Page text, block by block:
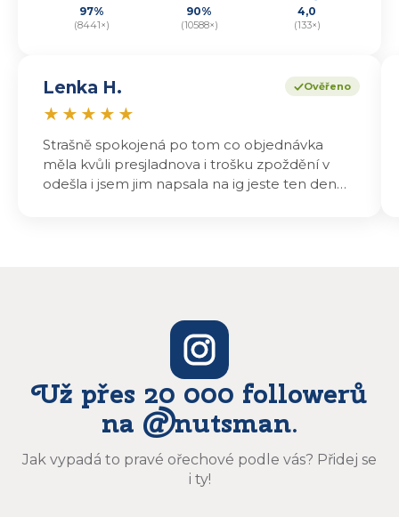
97%
(8441×)
90%
(10588×)
4,0
(133×)
Ověřeno
Lenka H.
★ ★ ★ ★ ★
Strašně spokojená po tom co objednávka
měla kvůli presjladnova i trošku zpoždění v
odešla i jsem jim napsala na ig jeste ten den
Už přes 20 000 followerů
na @nutsman.
Jak vypadá to pravé ořechové podle vás? Přidej se
i ty!